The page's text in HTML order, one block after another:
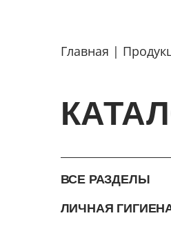
Главная
ВСЕ РАЗДЕЛЫ
ЛИЧНАЯ